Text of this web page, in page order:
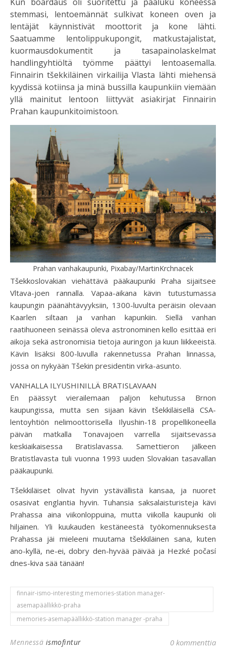
stemmasi, lentoemännät sulkivat koneen oven ja
lentäjät käynnistivät moottorit ja kone lähti.
Saatuamme lentolippukupongit, matkustajalistat,
kuormausdokumentit ja tasapainolaskelmat
handlingyhtiöltä työmme päättyi lentoasemalla.
Finnairin tšekkiläinen virkailija Vlasta lähti miehensä
kyydissä kotiinsa ja minä bussilla kaupunkiin viemään
yllä mainitut lentoon liittyvät asiakirjat Finnairin
Prahan kaupunkitoimistoon.
Prahan vanhakaupunki, Pixabay/MartinKrchnacek
Tšekkoslovakian viehättävä pääkaupunki Praha sijaitsee
Vltava-joen rannalla. Vapaa-aikana kävin tutustumassa
kaupungin päänähtävyyksiin, 1300-luvulta peräisin olevaan
Kaarlen siltaan ja vanhan kapunkiin. Siellä vanhan
raatihuoneen seinässä oleva astronominen kello esittää eri
aikoja sekä astronomisia tietoja auringon ja kuun liikkeeistä.
Kävin lisäksi 800-luvulla rakennetussa Prahan linnassa,
jossa on nykyään Tšekin presidentin virka-asunto.
VANHALLA ILYUSHINILLÄ BRATISLAVAAN
En päässyt vierailemaan paljon kehutussa Brnon
kaupungissa, mutta sen sijaan kävin tšekkiläisellä CSA-
lentoyhtiön nelimoottorisella Ilyushin-18 propellikoneella
päivän matkalla Tonavajoen varrella sijaitsevassa
keskiaikaisessa Bratislavassa. Samettieron jälkeen
Bratistlavasta tuli vuonna 1993 uuden Slovakian tasavallan
pääkaupunki.
Tšekkiläiset olivat hyvin ystävällistä kansaa, ja nuoret
osasivat englantia hyvin. Tuhansia saksalaisturisteja kävi
Prahassa aina viikonloppuina, mutta viikolla kaupunki oli
hiljainen. Yli kuukauden kestäneestä työkomennuksesta
Prahassa jäi mieleeni muutama tšekkiläinen sana, kuten
ano-kyllä, ne-ei, dobry den-hyvää päivää ja Hezké počasí
dnes-kiva sää tänään!
finnair-ismo-interesting memories-station manager-
asemapäällikkö-praha
memories-asemapäällikkö-station manager -praha
Mennessä ismofintur 0 kommenttia